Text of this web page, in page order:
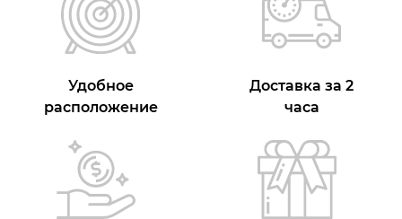
Удобное
расположение
Доставка за 2
часа